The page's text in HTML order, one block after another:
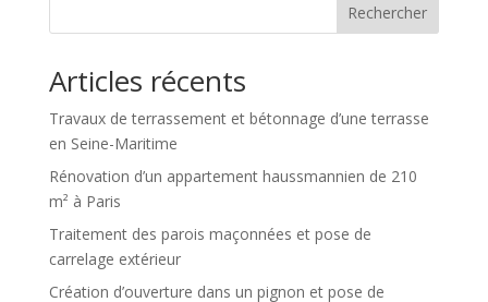
Rechercher
Articles récents
Travaux de terrassement et bétonnage d’une terrasse
en Seine-Maritime
Rénovation d’un appartement haussmannien de 210
m² à Paris
Traitement des parois maçonnées et pose de
carrelage extérieur
Création d’ouverture dans un pignon et pose de